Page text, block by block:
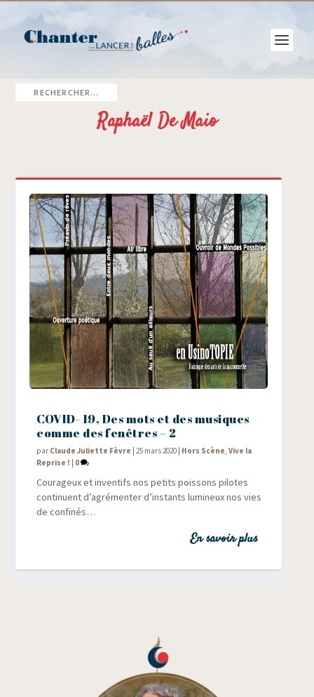
Raphaël De Maio
COVID- 19, Des mots et des musiques
comme des fenêtres – 2
par Claude Juliette Fèvre |25 mars 2020 | Hors Scène ,Vive la
Reprise ! | 0
Cou­ra­geux et inven­tifs nos petits pois­sons pilotes
conti­nuent d’agrémenter d’instants lumi­neux nos vies
de confinés…
En savoir plus